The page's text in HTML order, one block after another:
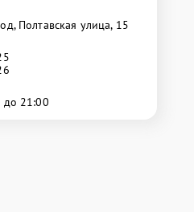
Полтавская улица, 15
до 21:00